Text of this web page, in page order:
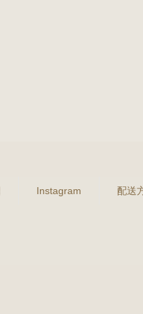
Instagram 配送